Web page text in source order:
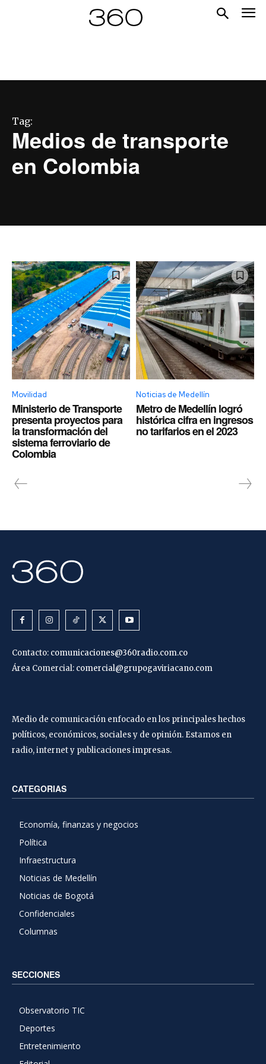
Tag:
Medios de transporte
en Colombia
Movilidad
Ministerio de Transporte
presenta proyectos para
la transformación del
sistema ferroviario de
Colombia
Noticias de Medellín
Metro de Medellín logró
histórica cifra en ingresos
no tarifarios en el 2023
Contacto: comunicaciones@360radio.com.co
Área Comercial: comercial@grupogaviriacano.com
Medio de comunicación enfocado en los principales hechos
políticos, económicos, sociales y de opinión. Estamos en
radio, internet y publicaciones impresas.
CATEGORIAS
Economía, finanzas y negocios
Política
Infraestructura
Noticias de Medellín
Noticias de Bogotá
Confidenciales
Columnas
SECCIONES
Observatorio TIC
Deportes
Entretenimiento